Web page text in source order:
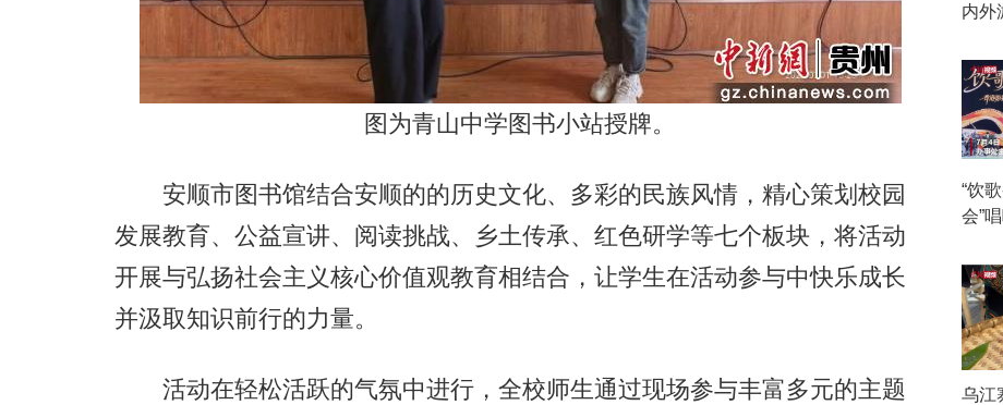
图为青山中学图书小站授牌。
安顺市图书馆结合安顺的的历史文化、多彩的民族风情，精心策划校园
发展教育、公益宣讲、阅读挑战、乡土传承、红色研学等七个板块，将活动
开展与弘扬社会主义核心价值观教育相结合，让学生在活动参与中快乐成长
并汲取知识前行的力量。
活动在轻松活跃的气氛中进行，全校师生通过现场参与丰富多元的主题
内外
“饮
会”
乌江